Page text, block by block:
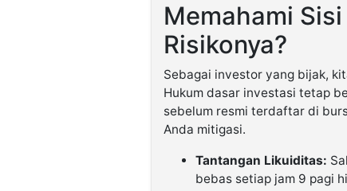
Memahami
Risikonya?
Sebagai investor yang bijak,
Hukum dasar investasi tetap
sebelum resmi terdaftar di
Anda mitigasi.
Tantangan Likuiditas:
bebas setiap jam 9 pagi